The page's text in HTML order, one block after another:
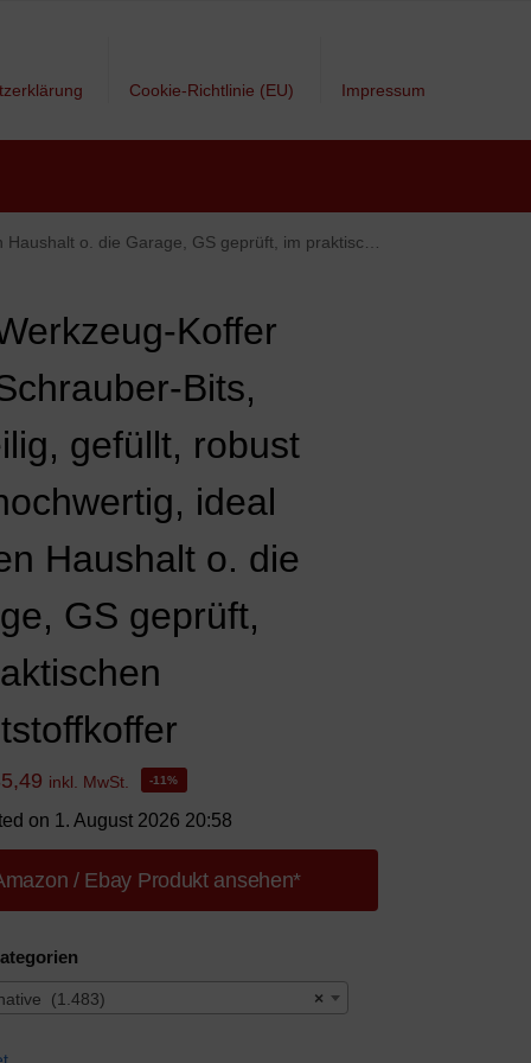
Cookie-Richtlinie (EU) Impressum
Garage, GS geprüft, im praktischen Kunststoffkoffer
Koffer
Bits,
gefüllt, robust
ideal
Haushalt o. die
GS geprüft,
inkl. MwSt. -11%
on 1. August 2026 20:58
/ Ebay Produkt ansehen*
×
(1.483)